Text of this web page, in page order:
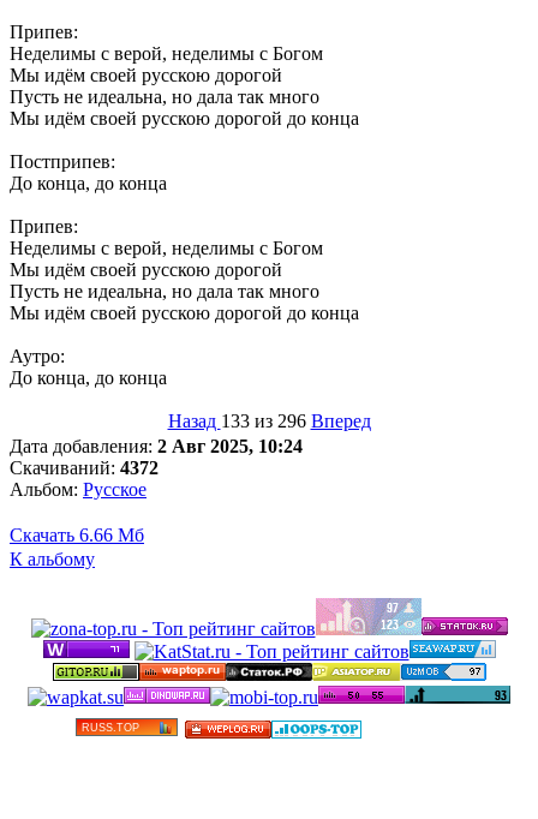
Припев:
Неделимы с верой, неделимы с Богом
Мы идём своей русскою дорогой
Пусть не идеальна, но дала так много
Мы идём своей русскою дорогой до конца
Постприпев:
До конца, до конца
Припев:
Неделимы с верой, неделимы с Богом
Мы идём своей русскою дорогой
Пусть не идеальна, но дала так много
Мы идём своей русскою дорогой до конца
Аутро:
До конца, до конца
Назад 133 из 296 Вперед
Дата добавления: 2 Авг 2025, 10:24
Скачиваний: 4372
Альбом: Русское
Скачать 6.66 Мб
К альбому